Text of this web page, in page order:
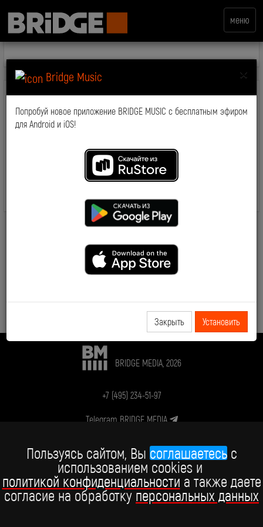
Пользуясь сайтом, Вы соглашаетесьc
использованием cookies и
политикой конфиденциальности а также даете
согласие на обработкуперсональных данных
меню
×
Bridge Music
Попробуй новое приложение BRIDGE MUSIC с бесплатным эфиром
для Android и iOS!
Закрыть Установить
Телефон
BRIDGE MEDIA, 2026
+7 (495) 234-51-97
Telegram BRIDGE MEDIA
Telegram BABY TIME
ВКонтакте
YouTube